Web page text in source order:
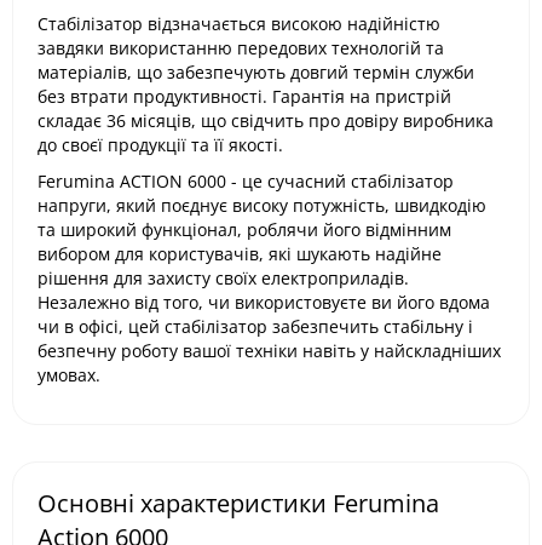
Стабілізатор відзначається високою надійністю
завдяки використанню передових технологій та
матеріалів, що забезпечують довгий термін служби
без втрати продуктивності. Гарантія на пристрій
складає 36 місяців, що свідчить про довіру виробника
до своєї продукції та її якості​.
Ferumina ACTION 6000 - це сучасний стабілізатор
напруги, який поєднує високу потужність, швидкодію
та широкий функціонал, роблячи його відмінним
вибором для користувачів, які шукають надійне
рішення для захисту своїх електроприладів.
Незалежно від того, чи використовуєте ви його вдома
чи в офісі, цей стабілізатор забезпечить стабільну і
безпечну роботу вашої техніки навіть у найскладніших
умовах.
Основні характеристики Ferumina
Action 6000